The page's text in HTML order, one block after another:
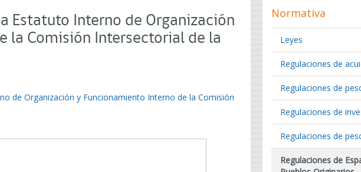
Estatuto Interno de Organización
la Comisión Intersectorial de la
de Organización y Funcionamiento Interno de la Comisión
Normativa
Leyes
Regulaciones de
Regulaciones de
Regulaciones de
Regulaciones de
Regulaciones de